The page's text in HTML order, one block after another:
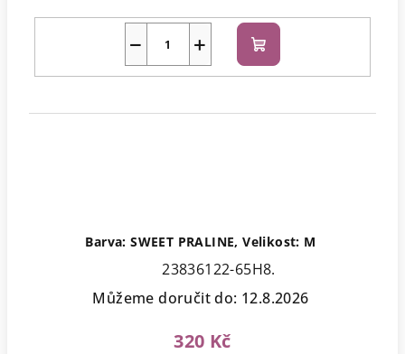
+
− Do
košíku
Barva: SWEET PRALINE, Velikost: M
23836122-65H8.
Můžeme doručit do: 12.8.2026
320 Kč